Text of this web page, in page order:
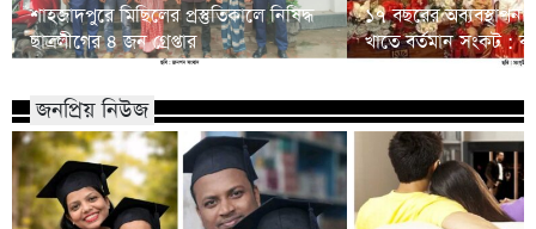
শাহজাদপুরে মিছিলের প্রস্তুতিকালে নিষিদ্ধ
ছাত্রলীগের ৪ জন গ্রেপ্তার
১৭ বছরের
খাতে বর্তমান সংকট :
জনপ্রিয় নিউজ